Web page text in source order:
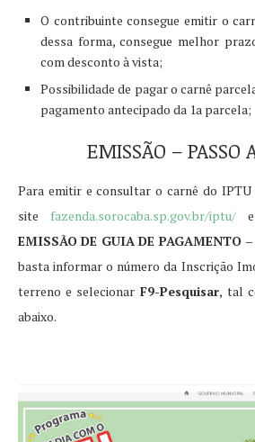
O contribuinte consegue emitir o
dessa forma, consegue melhor
com desconto à vista;
Possibilidade de pagar o carnê
pagamento antecipado da 1a parcela;
EMISSÃO – PASSO
Para emitir e consultar o carnê do
site fazenda.sorocaba.sp.gov.br/iptu/
EMISSÃO DE GUIA DE PAGAMENTO
basta informar o número da Inscrição
terreno e selecionar F9-Pesquisar, tal
abaixo.